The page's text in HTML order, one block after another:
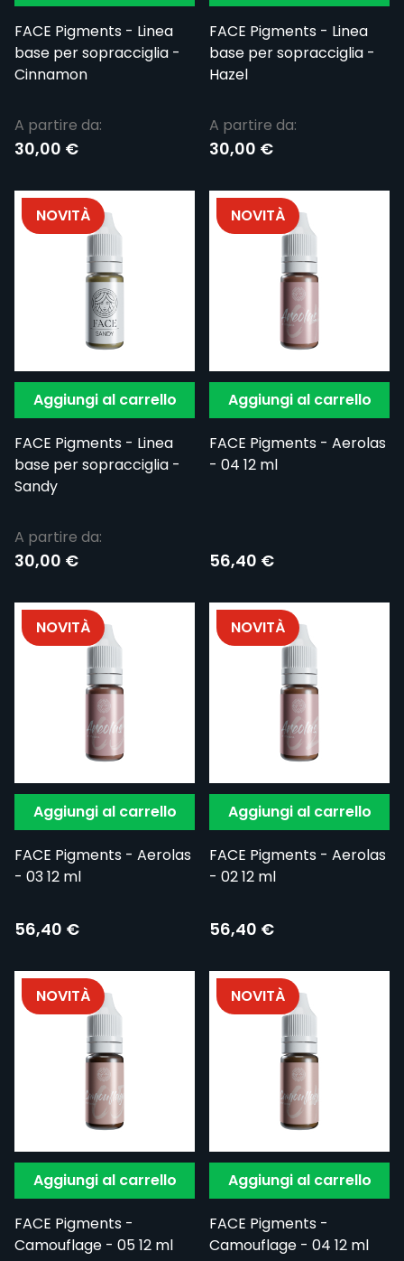
FACE Pigments - Linea
base per sopracciglia -
Cinnamon
A partire da:
30,00 €
FACE Pigments - Linea
base per sopracciglia -
Hazel
A partire da:
30,00 €
Aggiungi al carrello
FACE Pigments - Linea
base per sopracciglia -
Sandy
NOVITÀ
A partire da:
30,00 €
Aggiungi al carrello
FACE Pigments - Aerolas
- 04 12 ml
NOVITÀ
56,40 €
Aggiungi al carrello
FACE Pigments - Aerolas
- 03 12 ml
NOVITÀ
56,40 €
Aggiungi al carrello
FACE Pigments - Aerolas
- 02 12 ml
NOVITÀ
56,40 €
Aggiungi al carrello
FACE Pigments -
Camouflage - 05 12 ml
NOVITÀ
Aggiungi al carrello
FACE Pigments -
Camouflage - 04 12 ml
NOVITÀ